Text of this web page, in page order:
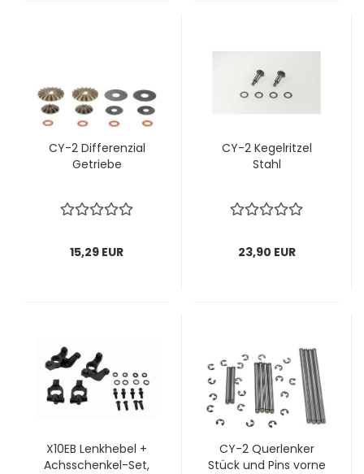
CY-2 Differenzial
Getriebe
15,29 EUR
CY-2 Kegelritzel
Stahl
23,90 EUR
X10EB Lenkhebel +
Achsschenkel-Set,
CY-2 Querlenker
Stück und Pins vorne